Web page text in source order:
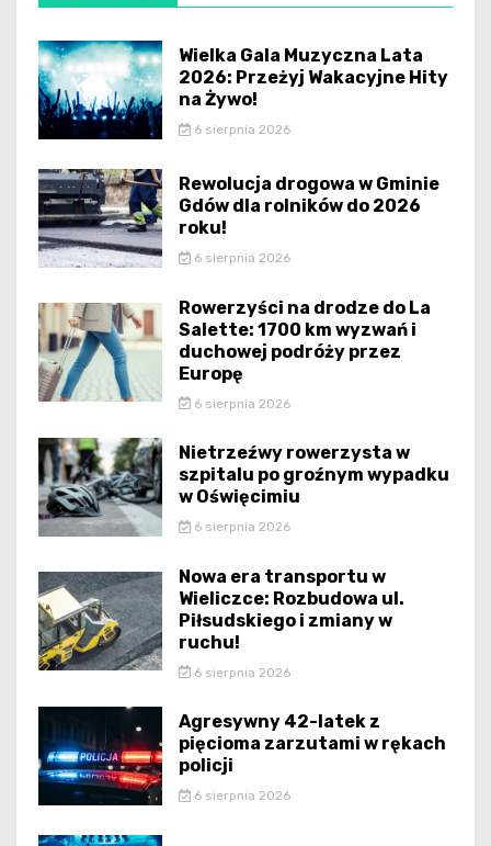
Wielka Gala Muzyczna Lata
2026: Przeżyj Wakacyjne Hity
na Żywo!
6 sierpnia 2026
Rewolucja drogowa w Gminie
Gdów dla rolników do 2026
roku!
6 sierpnia 2026
Rowerzyści na drodze do La
Salette: 1700 km wyzwań i
duchowej podróży przez
Europę
6 sierpnia 2026
Nietrzeźwy rowerzysta w
szpitalu po groźnym wypadku
w Oświęcimiu
6 sierpnia 2026
Nowa era transportu w
Wieliczce: Rozbudowa ul.
Piłsudskiego i zmiany w
ruchu!
6 sierpnia 2026
Agresywny 42-latek z
pięcioma zarzutami w rękach
policji
6 sierpnia 2026